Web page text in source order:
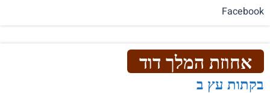
Facebook
אחוזת המלך דוד
בקתות עץ ב